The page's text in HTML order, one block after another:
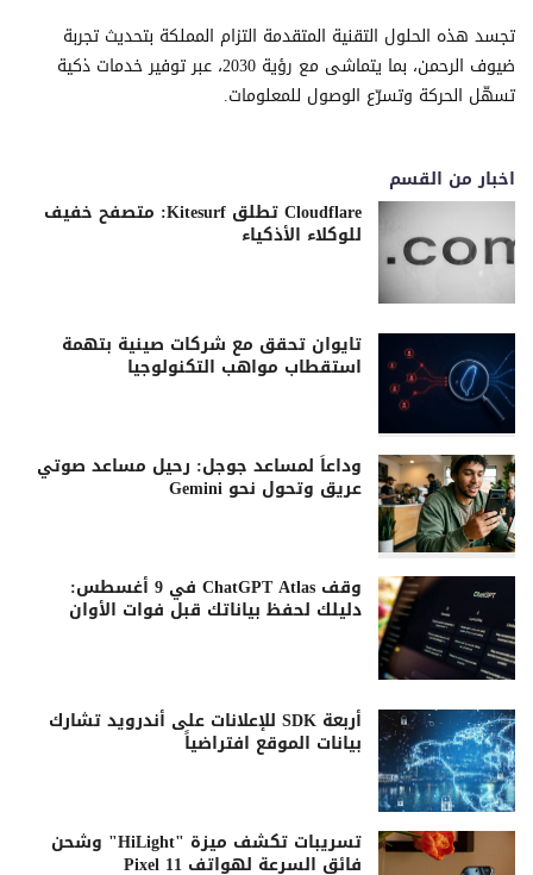
تجسد هذه الحلول التقنية المتقدمة التزام المملكة بتحديث تجربة
ضيوف الرحمن، بما يتماشى مع رؤية 2030، عبر توفير خدمات ذكية
تسهّل الحركة وتسرّع الوصول للمعلومات.
اخبار من القسم
Cloudflare تطلق Kitesurf: متصفح خفيف
للوكلاء الأذكياء
تايوان تحقق مع شركات صينية بتهمة
استقطاب مواهب التكنولوجيا
وداعاً لمساعد جوجل: رحيل مساعد صوتي
عريق وتحول نحو Gemini
وقف ChatGPT Atlas في 9 أغسطس:
دليلك لحفظ بياناتك قبل فوات الأوان
أربعة SDK للإعلانات على أندرويد تشارك
بيانات الموقع افتراضياً
تسريبات تكشف ميزة "HiLight" وشحن
فائق السرعة لهواتف Pixel 11